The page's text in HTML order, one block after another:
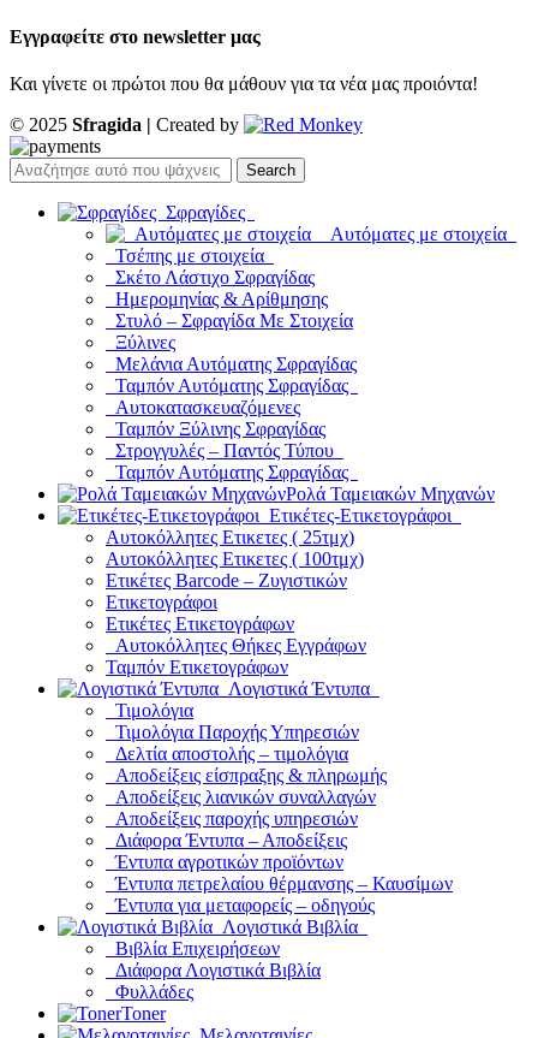
Εγγραφείτε στο newsletter μας
Και γίνετε οι πρώτοι που θα μάθουν για τα νέα μας προιόντα!
© 2025 Sfragida | Created by
Search
Σφραγίδες
Αυτόματες με στοιχεία
Τσέπης με στοιχεία
Σκέτο Λάστιχο Σφραγίδας
Ημερομηνίας & Αρίθμησης
Στυλό – Σφραγίδα Με Στοιχεία
Ξύλινες
Μελάνια Αυτόματης Σφραγίδας
Ταμπόν Αυτόματης Σφραγίδας
Αυτοκατασκευαζόμενες
Ταμπόν Ξύλινης Σφραγίδας
Στρογγυλές – Παντός Τύπου
Ταμπόν Αυτόματης Σφραγίδας
Ρολά Ταμειακών Μηχανών
Ετικέτες-Ετικετογράφοι
Αυτοκόλλητες Ετικετες ( 25τμχ)
Αυτοκόλλητες Ετικετες ( 100τμχ)
Ετικέτες Barcode – Ζυγιστικών
Ετικετογράφοι
Ετικέτες Ετικετογράφων
Αυτοκόλλητες Θήκες Εγγράφων
Ταμπόν Ετικετογράφων
Λογιστικά Έντυπα
Τιμολόγια
Τιμολόγια Παροχής Υπηρεσιών
Δελτία αποστολής – τιμολόγια
Αποδείξεις είσπραξης & πληρωμής
Αποδείξεις λιανικών συναλλαγών
Αποδείξεις παροχής υπηρεσιών
Διάφορα Έντυπα – Αποδείξεις
Έντυπα αγροτικών προϊόντων
Έντυπα πετρελαίου θέρμανσης – Καυσίμων
Έντυπα για μεταφορείς – οδηγούς
Λογιστικά Βιβλία
Βιβλία Επιχειρήσεων
Διάφορα Λογιστικά Βιβλία
Φυλλάδες
Toner